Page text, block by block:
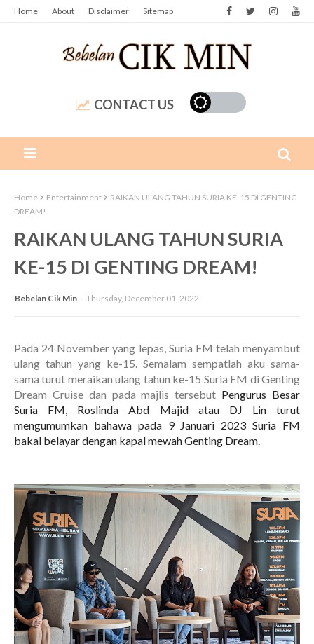
Home About Disclaimer Sitemap
CONTACT US
Home Entertainment
RAIKAN ULANG TAHUN SURIA KE-15 DI GENTING
DREAM!
RAIKAN ULANG TAHUN SURIA
KE-15 DI GENTING DREAM!
Bebelan Cik Min Thursday, December 01, 2022
Pada 24 November yang lepas, Suria FM telah menyambut
ulang tahun yang ke-15. Semalam sempatlah aku sama-
sama turut meraikan ulang tahun ke-15 Suria FM di Genting
Dream Cruise dan pada majlis tersebut Pengurus Besar
Suria FM, Roslinda Abd Majid atau DJ Lin turut
mengumumkan bahawa pada 9 Januari 2023 Suria FM
bakal belayar dengan kapal mewah Genting Dream.